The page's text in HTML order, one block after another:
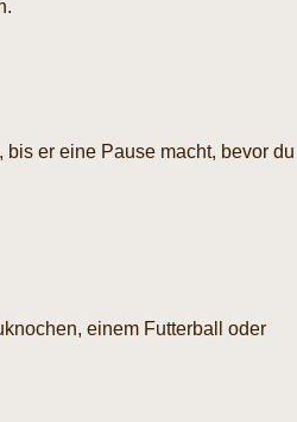
er eine Pause macht, bevor du
einem Futterball oder